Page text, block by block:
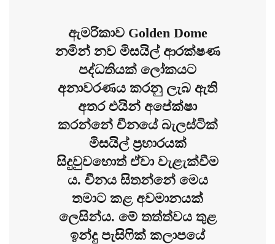
ඇමරිකාව Golden Dome
නමින් නව මිසයිල් ආරක්ෂණ
පද්ධතියක් ලෝකයට
අනාවරණය කරනු ලැබ ඇති
අතර එයින් අපේක්ෂා
කරන්නේ චීනයේ බැලස්ටික්
මිසයිල් ප්‍රහාරයක්
සිදුවුවහොත් ඒවා වැළැක්වීම
ය. චීනය සිතන්නේ මෙය
තමාට කළ අවමානයක්
ලෙසින්ය. මේ තත්ත්වය තුළ
ඉන්දු පැසිෆික් කලාපයේ